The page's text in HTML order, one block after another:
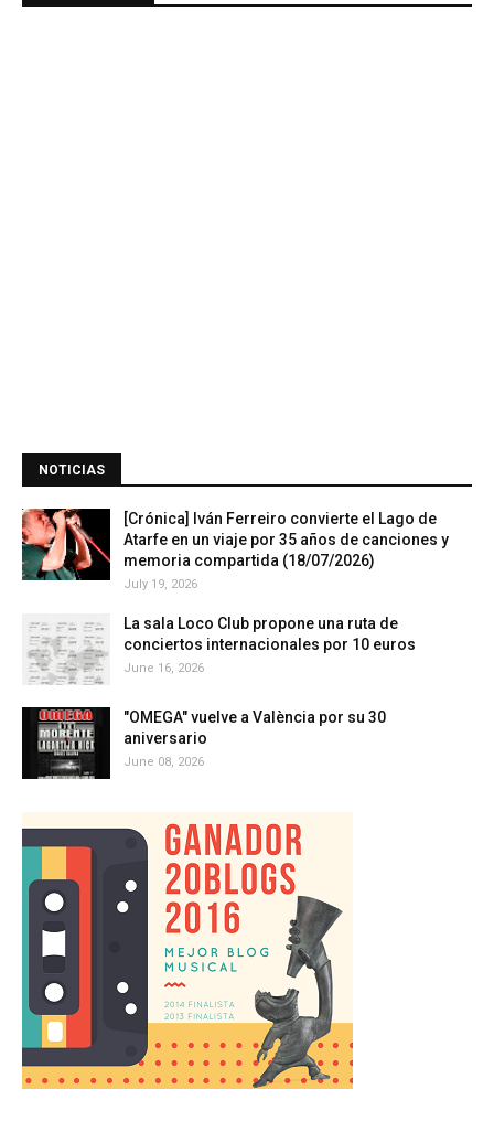
NOTICIAS
[Crónica] Iván Ferreiro convierte el Lago de
Atarfe en un viaje por 35 años de canciones y
memoria compartida (18/07/2026)
July 19, 2026
La sala Loco Club propone una ruta de
conciertos internacionales por 10 euros
June 16, 2026
"OMEGA" vuelve a València por su 30
aniversario
June 08, 2026